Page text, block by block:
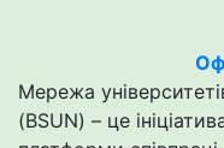
Мережа
(BSUN) – це